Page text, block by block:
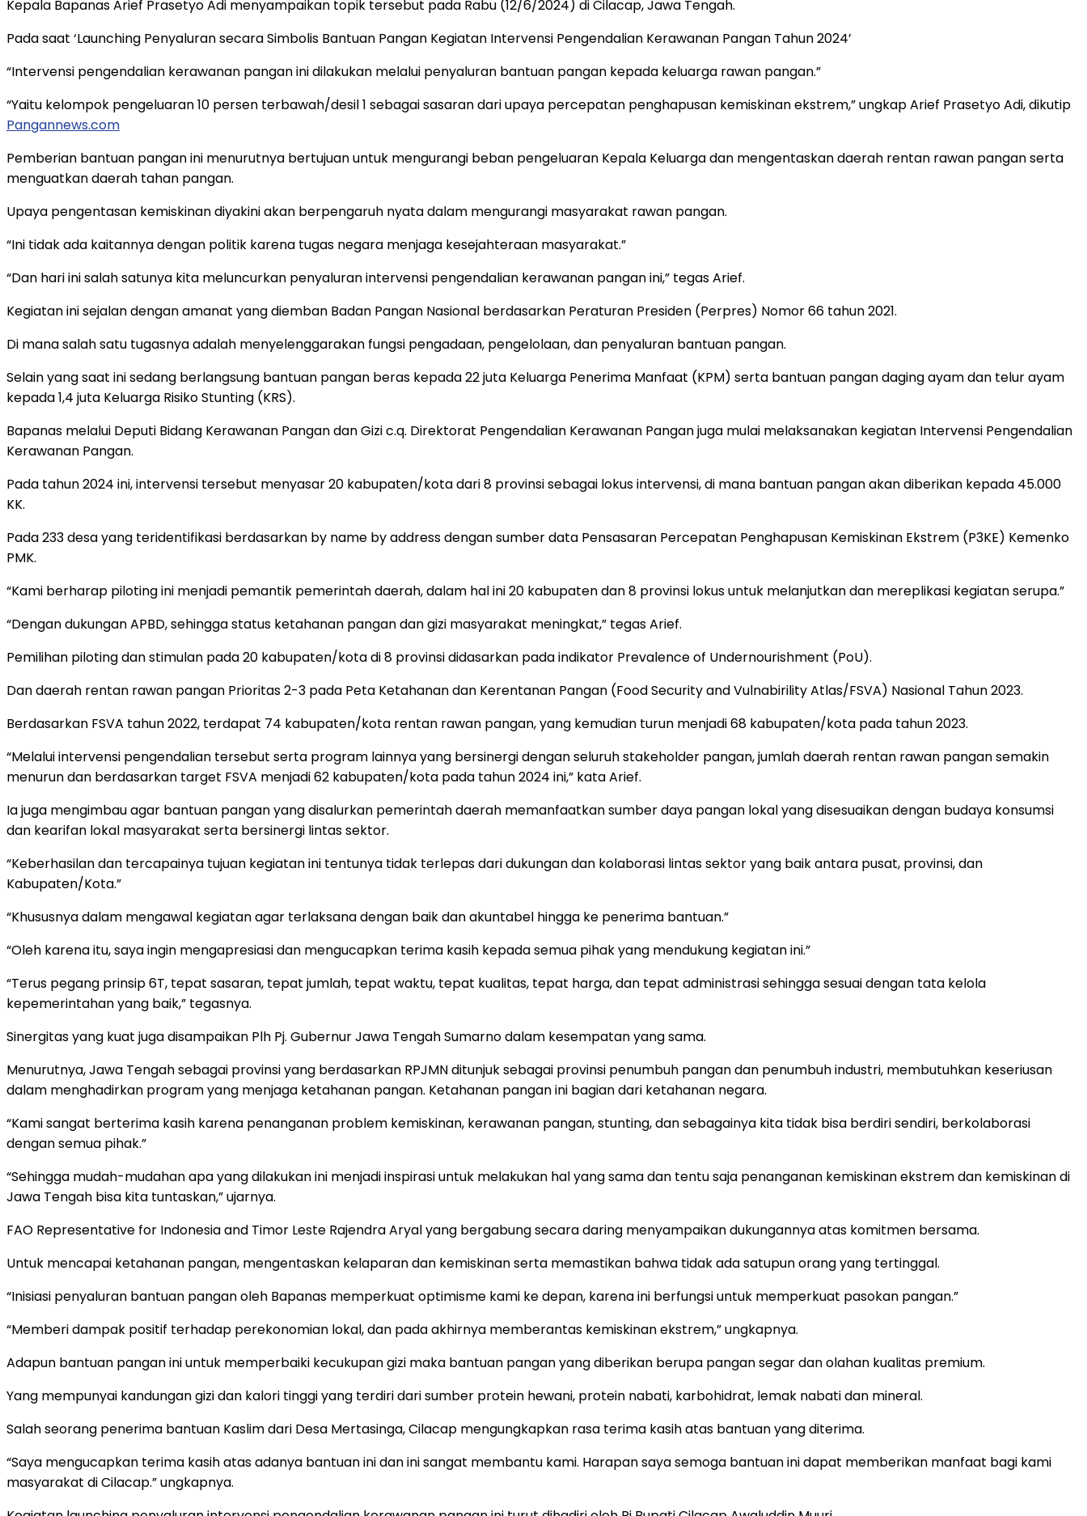
Kepala Bapanas Arief Prasetyo Adi menyampaikan topik tersebut pada Rabu (12/6/2024) di Cilacap, Jawa Tengah.
Pada saat ‘Launching Penyaluran secara Simbolis Bantuan Pangan Kegiatan Intervensi Pengendalian Kerawanan Pangan Tahun 2024’
“Intervensi pengendalian kerawanan pangan ini dilakukan melalui penyaluran bantuan pangan kepada keluarga rawan pangan.”
“Yaitu kelompok pengeluaran 10 persen terbawah/desil 1 sebagai sasaran dari upaya percepatan penghapusan kemiskinan ekstrem,” ungkap Arief Prasetyo Adi, dikutip
Pangannews.com
Pemberian bantuan pangan ini menurutnya bertujuan untuk mengurangi beban pengeluaran Kepala Keluarga dan mengentaskan daerah rentan rawan pangan serta
menguatkan daerah tahan pangan.
Upaya pengentasan kemiskinan diyakini akan berpengaruh nyata dalam mengurangi masyarakat rawan pangan.
“Ini tidak ada kaitannya dengan politik karena tugas negara menjaga kesejahteraan masyarakat.”
“Dan hari ini salah satunya kita meluncurkan penyaluran intervensi pengendalian kerawanan pangan ini,” tegas Arief.
Kegiatan ini sejalan dengan amanat yang diemban Badan Pangan Nasional berdasarkan Peraturan Presiden (Perpres) Nomor 66 tahun 2021.
Di mana salah satu tugasnya adalah menyelenggarakan fungsi pengadaan, pengelolaan, dan penyaluran bantuan pangan.
Selain yang saat ini sedang berlangsung bantuan pangan beras kepada 22 juta Keluarga Penerima Manfaat (KPM) serta bantuan pangan daging ayam dan telur ayam
kepada 1,4 juta Keluarga Risiko Stunting (KRS).
Bapanas melalui Deputi Bidang Kerawanan Pangan dan Gizi c.q. Direktorat Pengendalian Kerawanan Pangan juga mulai melaksanakan kegiatan Intervensi Pengendalian
Kerawanan Pangan.
Pada tahun 2024 ini, intervensi tersebut menyasar 20 kabupaten/kota dari 8 provinsi sebagai lokus intervensi, di mana bantuan pangan akan diberikan kepada 45.000
KK.
Pada 233 desa yang teridentifikasi berdasarkan by name by address dengan sumber data Pensasaran Percepatan Penghapusan Kemiskinan Ekstrem (P3KE) Kemenko
PMK.
“Kami berharap piloting ini menjadi pemantik pemerintah daerah, dalam hal ini 20 kabupaten dan 8 provinsi lokus untuk melanjutkan dan mereplikasi kegiatan serupa.”
“Dengan dukungan APBD, sehingga status ketahanan pangan dan gizi masyarakat meningkat,” tegas Arief.
Pemilihan piloting dan stimulan pada 20 kabupaten/kota di 8 provinsi didasarkan pada indikator Prevalence of Undernourishment (PoU).
Dan daerah rentan rawan pangan Prioritas 2-3 pada Peta Ketahanan dan Kerentanan Pangan (Food Security and Vulnabirility Atlas/FSVA) Nasional Tahun 2023.
Berdasarkan FSVA tahun 2022, terdapat 74 kabupaten/kota rentan rawan pangan, yang kemudian turun menjadi 68 kabupaten/kota pada tahun 2023.
“Melalui intervensi pengendalian tersebut serta program lainnya yang bersinergi dengan seluruh stakeholder pangan, jumlah daerah rentan rawan pangan semakin
menurun dan berdasarkan target FSVA menjadi 62 kabupaten/kota pada tahun 2024 ini,” kata Arief.
Ia juga mengimbau agar bantuan pangan yang disalurkan pemerintah daerah memanfaatkan sumber daya pangan lokal yang disesuaikan dengan budaya konsumsi
dan kearifan lokal masyarakat serta bersinergi lintas sektor.
“Keberhasilan dan tercapainya tujuan kegiatan ini tentunya tidak terlepas dari dukungan dan kolaborasi lintas sektor yang baik antara pusat, provinsi, dan
Kabupaten/Kota.”
“Khususnya dalam mengawal kegiatan agar terlaksana dengan baik dan akuntabel hingga ke penerima bantuan.”
“Oleh karena itu, saya ingin mengapresiasi dan mengucapkan terima kasih kepada semua pihak yang mendukung kegiatan ini.”
“Terus pegang prinsip 6T, tepat sasaran, tepat jumlah, tepat waktu, tepat kualitas, tepat harga, dan tepat administrasi sehingga sesuai dengan tata kelola
kepemerintahan yang baik,” tegasnya.
Sinergitas yang kuat juga disampaikan Plh Pj. Gubernur Jawa Tengah Sumarno dalam kesempatan yang sama.
Menurutnya, Jawa Tengah sebagai provinsi yang berdasarkan RPJMN ditunjuk sebagai provinsi penumbuh pangan dan penumbuh industri, membutuhkan keseriusan
dalam menghadirkan program yang menjaga ketahanan pangan. Ketahanan pangan ini bagian dari ketahanan negara.
“Kami sangat berterima kasih karena penanganan problem kemiskinan, kerawanan pangan, stunting, dan sebagainya kita tidak bisa berdiri sendiri, berkolaborasi
dengan semua pihak.”
“Sehingga mudah-mudahan apa yang dilakukan ini menjadi inspirasi untuk melakukan hal yang sama dan tentu saja penanganan kemiskinan ekstrem dan kemiskinan di
Jawa Tengah bisa kita tuntaskan,” ujarnya.
FAO Representative for Indonesia and Timor Leste Rajendra Aryal yang bergabung secara daring menyampaikan dukungannya atas komitmen bersama.
Untuk mencapai ketahanan pangan, mengentaskan kelaparan dan kemiskinan serta memastikan bahwa tidak ada satupun orang yang tertinggal.
“Inisiasi penyaluran bantuan pangan oleh Bapanas memperkuat optimisme kami ke depan, karena ini berfungsi untuk memperkuat pasokan pangan.”
“Memberi dampak positif terhadap perekonomian lokal, dan pada akhirnya memberantas kemiskinan ekstrem,” ungkapnya.
Adapun bantuan pangan ini untuk memperbaiki kecukupan gizi maka bantuan pangan yang diberikan berupa pangan segar dan olahan kualitas premium.
Yang mempunyai kandungan gizi dan kalori tinggi yang terdiri dari sumber protein hewani, protein nabati, karbohidrat, lemak nabati dan mineral.
Salah seorang penerima bantuan Kaslim dari Desa Mertasinga, Cilacap mengungkapkan rasa terima kasih atas bantuan yang diterima.
“Saya mengucapkan terima kasih atas adanya bantuan ini dan ini sangat membantu kami. Harapan saya semoga bantuan ini dapat memberikan manfaat bagi kami
masyarakat di Cilacap.” ungkapnya.